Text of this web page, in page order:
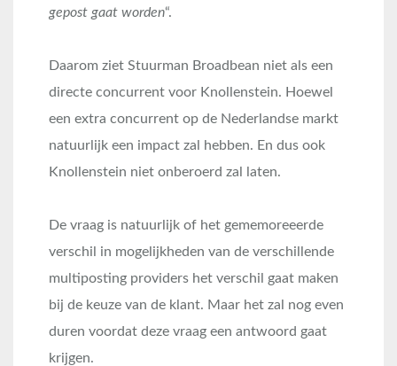
gepost gaat worden“.
Daarom ziet Stuurman Broadbean niet als een
directe concurrent voor Knollenstein. Hoewel
een extra concurrent op de Nederlandse markt
natuurlijk een impact zal hebben. En dus ook
Knollenstein niet onberoerd zal laten.
De vraag is natuurlijk of het gememoreeerde
verschil in mogelijkheden van de verschillende
multiposting providers het verschil gaat maken
bij de keuze van de klant. Maar het zal nog even
duren voordat deze vraag een antwoord gaat
krijgen.